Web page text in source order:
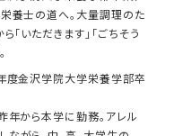
養士の道へ。大量調理のた
「いただきます」「ごちそう
度金沢学院大学栄養学部卒
年から本学に勤務。アレル